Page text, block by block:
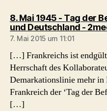
8. Mai 1945 - Tag der
und Deutschland -
7. Mai 2015 um 11:01
[…] Frankreichs ist
Herrschaft des
Demarkationslinie mehr
Frankreich der ‘Tag der
[…]